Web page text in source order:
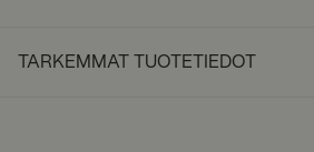
TARKEMMAT TUOTETIEDOT